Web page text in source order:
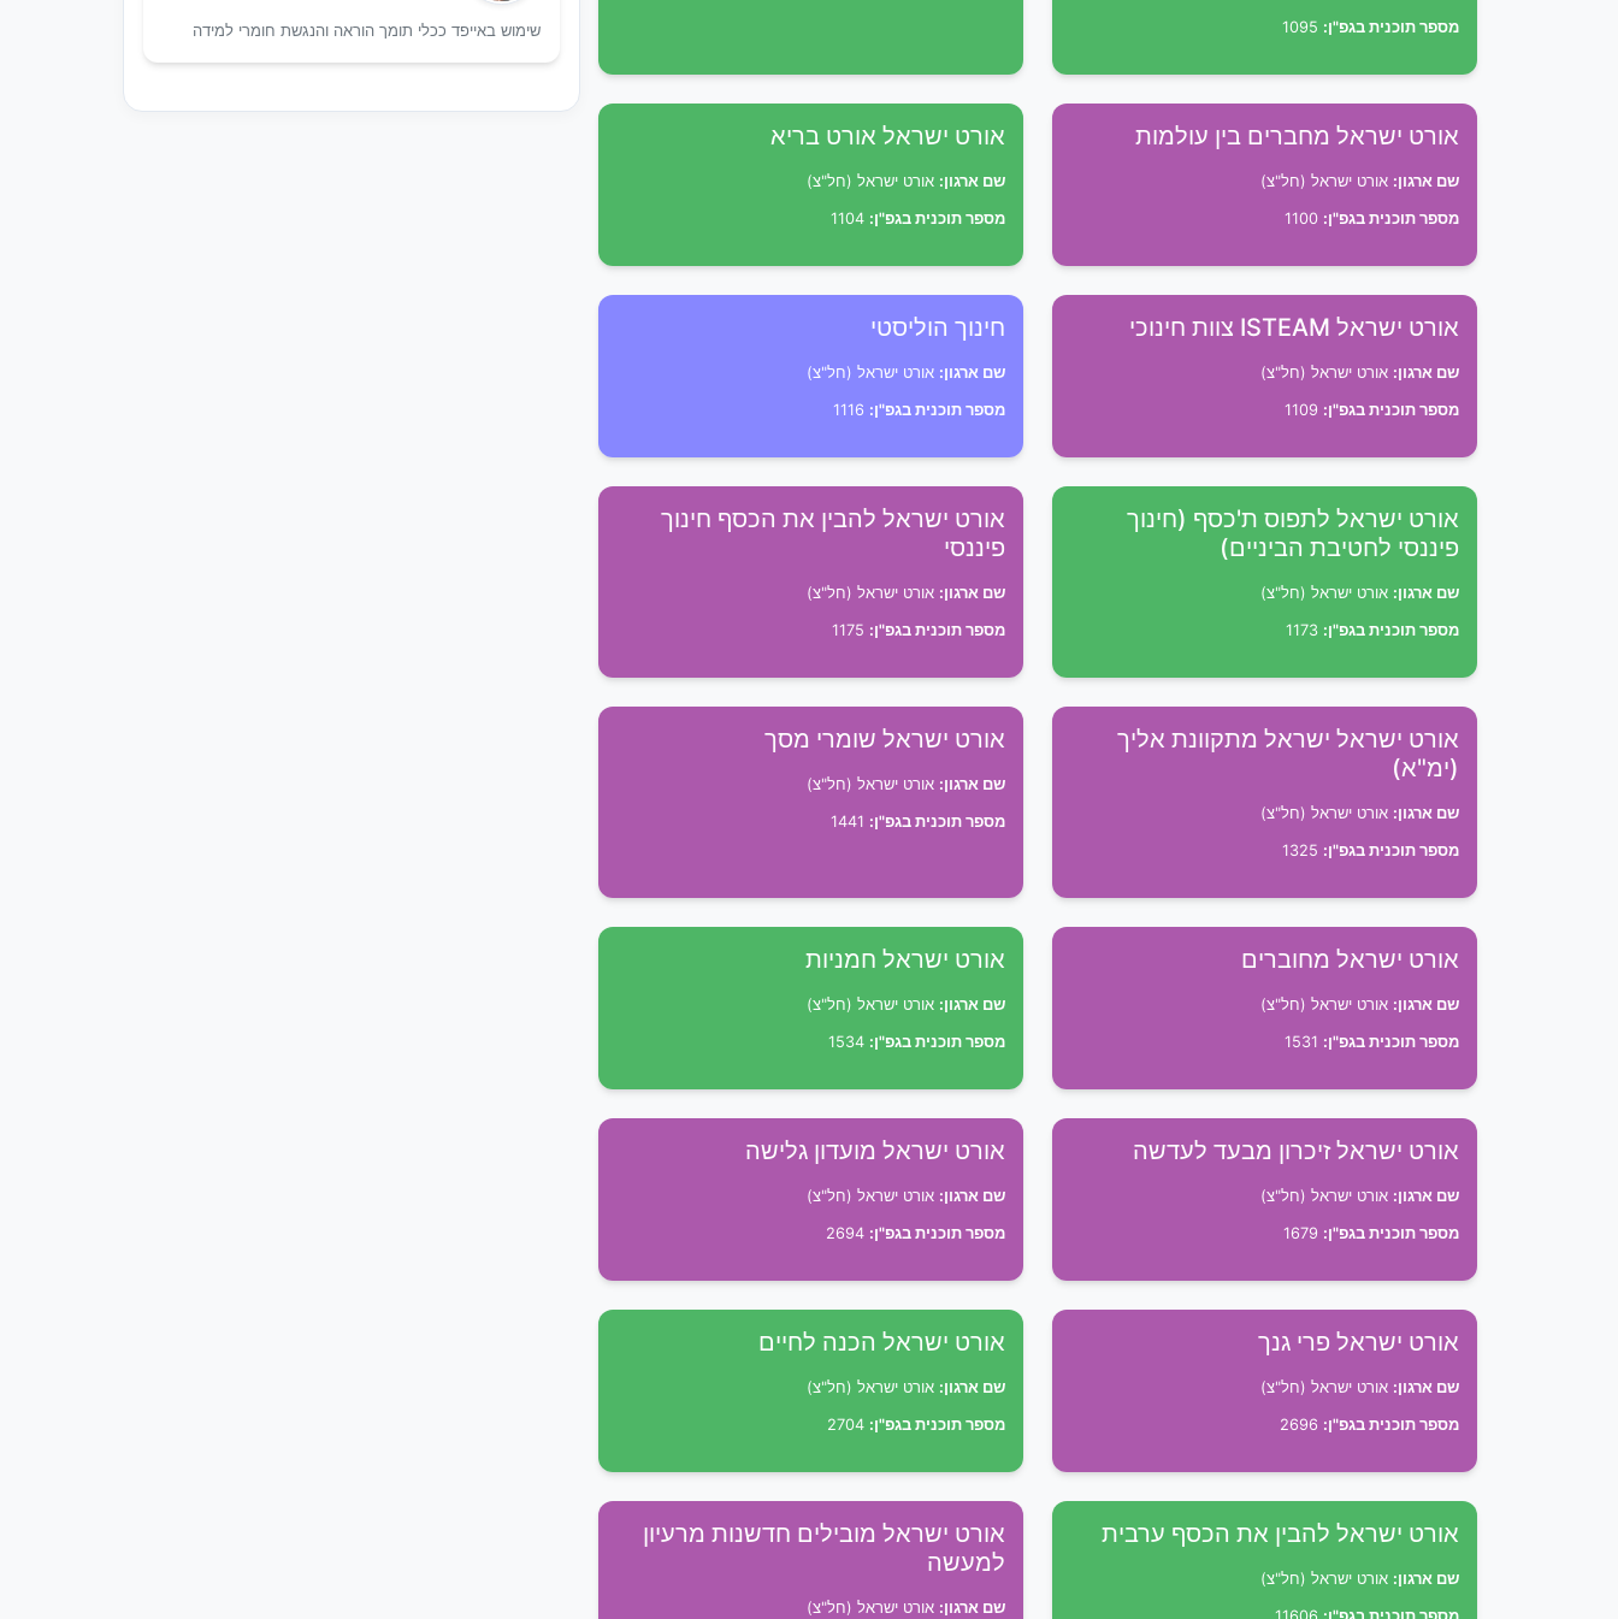
מספר תוכנית בגפ"ן:
אורט ישראל מחברים בין עולמות
שם ארגון: אורט ישראל (חל"צ)
מספר תוכנית בגפ"ן:
אורט ישראל אורט בריא
שם ארגון: אורט ישראל (חל"צ)
מספר תוכנית בגפ"ן:
אורט ישראל ISTEAM צוות חינוכי
שם ארגון: אורט ישראל (חל"צ)
מספר תוכנית בגפ"ן:
חינוך הוליסטי
שם ארגון: אורט ישראל (חל"צ)
מספר תוכנית בגפ"ן:
אורט ישראל לתפוס ת'כסף (חינוך
פיננסי לחטיבת הביניים)
שם ארגון: אורט ישראל (חל"צ)
מספר תוכנית בגפ"ן:
אורט ישראל להבין את הכסף חינוך
פיננסי
שם ארגון: אורט ישראל (חל"צ)
מספר תוכנית בגפ"ן:
אורט ישראל ישראל מתקוונת אליך
(ימ"א)
שם ארגון: אורט ישראל (חל"צ)
מספר תוכנית בגפ"ן:
אורט ישראל שומרי מסך
שם ארגון: אורט ישראל (חל"צ)
מספר תוכנית בגפ"ן:
אורט ישראל מחוברים
שם ארגון: אורט ישראל (חל"צ)
מספר תוכנית בגפ"ן:
אורט ישראל חמניות
שם ארגון: אורט ישראל (חל"צ)
מספר תוכנית בגפ"ן:
אורט ישראל זיכרון מבעד לעדשה
שם ארגון: אורט ישראל (חל"צ)
מספר תוכנית בגפ"ן:
אורט ישראל מועדון גלישה
שם ארגון: אורט ישראל (חל"צ)
מספר תוכנית בגפ"ן:
אורט ישראל פרי גנך
שם ארגון: אורט ישראל (חל"צ)
מספר תוכנית בגפ"ן:
אורט ישראל הכנה לחיים
שם ארגון: אורט ישראל (חל"צ)
מספר תוכנית בגפ"ן:
אורט ישראל להבין את הכסף ערבית
שם ארגון: אורט ישראל (חל"צ)
אורט ישראל מובילים חדשנות מרעיון
למעשה
שם ארגון: אורט ישראל (חל"צ)
שימוש באייפד ככלי תומך הוראה והנגשת חומרי למידה